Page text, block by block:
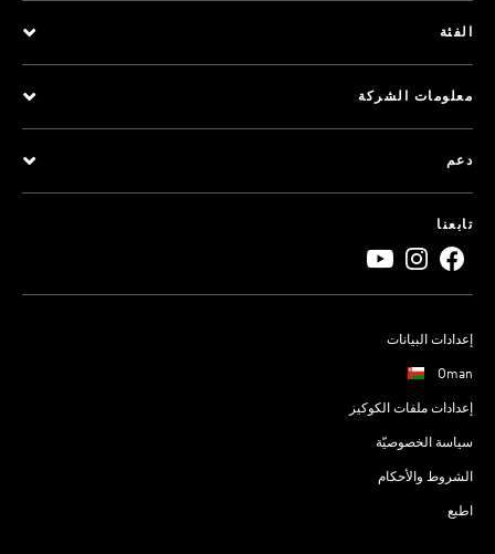
الفئة
معلومات الشركة
دعم
تابعنا
إعدادات البيانات
Oman
إعدادات ملفات الكوكيز
سياسة الخصوصيّة
الشروط والأحكام
اطبع